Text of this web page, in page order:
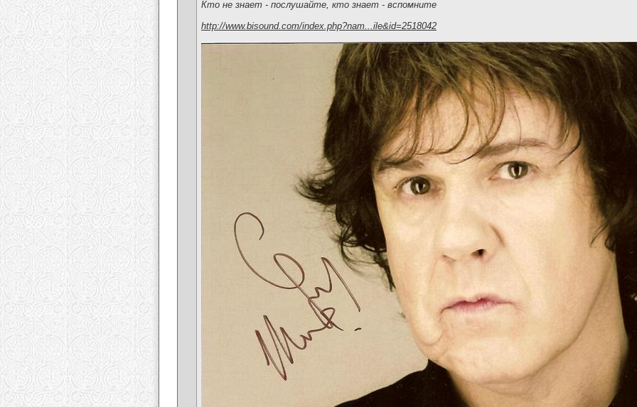
Кто не знает - послушайте, кто знает - вспомните
http://www.bisound.com/index.php?nam...ile&id=2518042